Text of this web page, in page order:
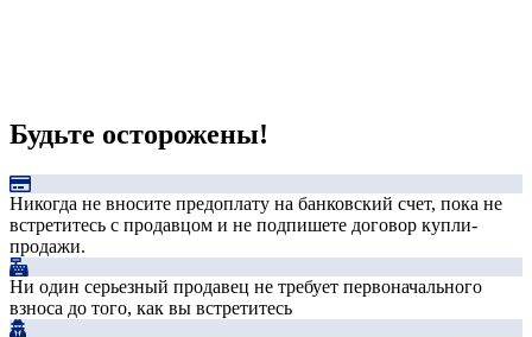
Будьте осторожены!
Никогда не вносите предоплату на банковский счет, пока не
встретитесь с продавцом и не подпишете договор купли-
продажи.
Ни один серьезный продавец не требует первоначального
взноса до того, как вы встретитесь